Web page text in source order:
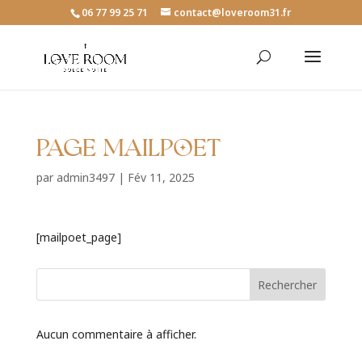
06 77 99 25 71 contact@loveroom31.fr
Page MailPoet
par admin3497| Fév 11, 2025
[mailpoet_page]
Rechercher
Aucun commentaire à afficher.